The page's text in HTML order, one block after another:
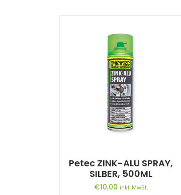
Petec ZINK-ALU SPRAY,
SILBER, 500ML
€10,00 inkl. MwSt.